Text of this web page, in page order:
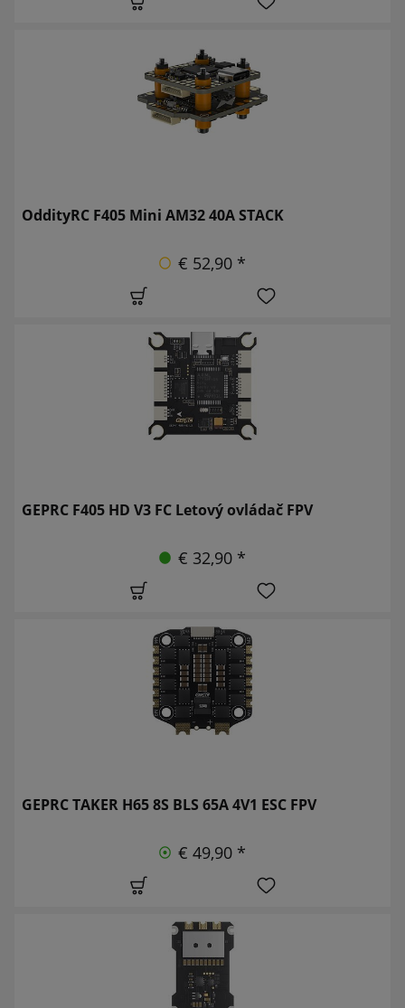
OddityRC F405 Mini AM32 40A STACK
€ 52,90 *
GEPRC F405 HD V3 FC Letový ovládač FPV
€ 32,90 *
GEPRC TAKER H65 8S BLS 65A 4V1 ESC FPV
€ 49,90 *